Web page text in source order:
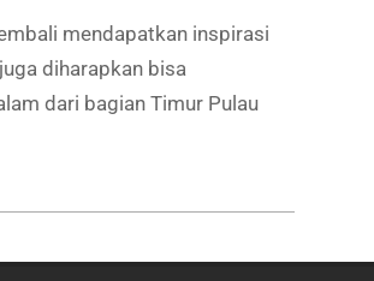
mendapatkan inspirasi
diharapkan bisa
dari bagian Timur Pulau